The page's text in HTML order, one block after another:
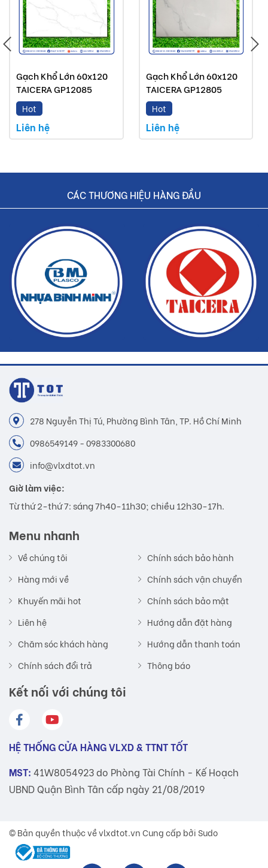
Gạch Khổ Lớn 60x120
TAICERA GP12085
Hot
Liên hệ
Gạch Khổ Lớn 60x120
TAICERA GP12805
Hot
Liên hệ
CÁC THƯƠNG HIỆU HÀNG ĐẦU
278 Nguyễn Thị Tú, Phường Bình Tân, TP. Hồ Chí Minh
0986549149 - 0983300680
info@vlxdtot.vn
Giờ làm việc:
Từ thứ 2-thứ 7: sáng 7h40-11h30; chiều 12h30-17h.
Menu nhanh
Về chúng tôi
Hàng mới về
Khuyến mãi hot
Liên hệ
Chăm sóc khách hàng
Chính sách đổi trả
Chính sách bảo hành
Chính sách vận chuyển
Chính sách bảo mật
Hướng dẫn đặt hàng
Hướng dẫn thanh toán
Thông báo
Kết nối với chúng tôi
HỆ THỐNG CỬA HÀNG VLXD & TTNT TỐT
MST: 41W8054923 do Phòng Tài Chính - Kế Hoạch
UBND Quận Bình Tân cấp ngày 21/08/2019
© Bản quyền thuộc vềvlxdtot.vnCung cấp bởi Sudo